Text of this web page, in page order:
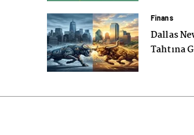
Finans
Dallas
Tahtına